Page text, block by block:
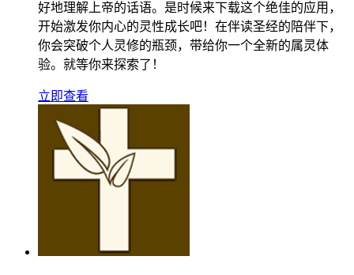
好地理解上帝的话语。是时候来下载这个绝佳的应用，
开始激发你内心的灵性成长吧！在伴读圣经的陪伴下，
你会突破个人灵修的瓶颈，带给你一个全新的属灵体
验。就等你来探索了！
立即查看